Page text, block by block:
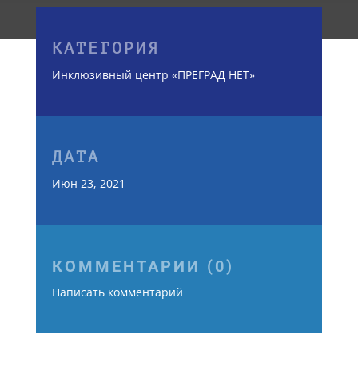
КАТЕГОРИЯ
Инклюзивный центр «ПРЕГРАД НЕТ»
ДАТА
Июн 23, 2021
КОММЕНТАРИИ (0)
Написать комментарий